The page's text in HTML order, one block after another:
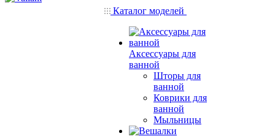
Каталог моделей
Аксессуары для
ванной
Шторы для
ванной
Коврики для
ванной
Мыльницы